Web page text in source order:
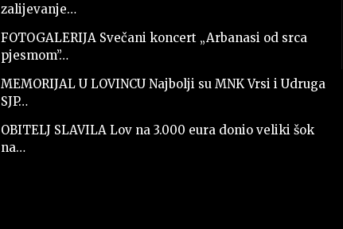
zalijevanje…
FOTOGALERIJA Svečani koncert „Arbanasi od srca
pjesmom”…
MEMORIJAL U LOVINCU Najbolji su MNK Vrsi i Udruga
SJP…
OBITELJ SLAVILA Lov na 3.000 eura donio veliki šok
na…